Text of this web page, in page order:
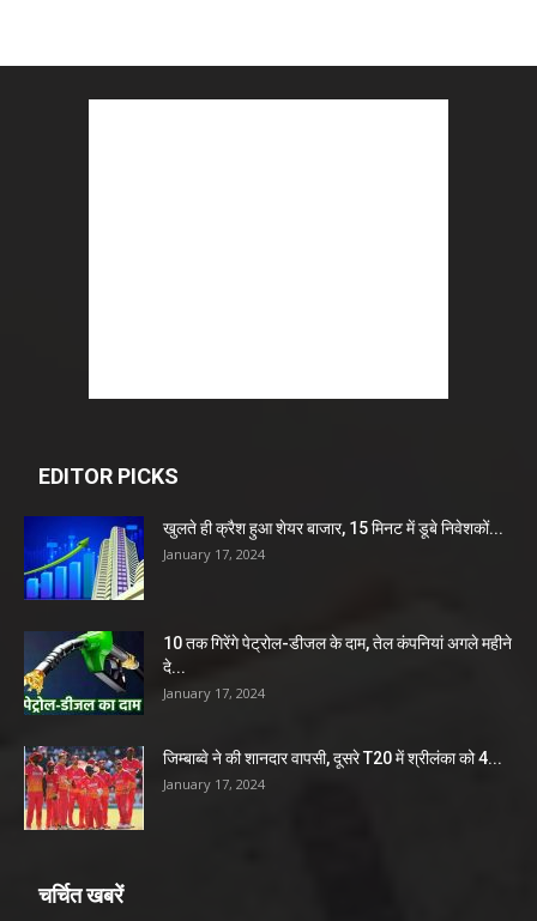
EDITOR PICKS
खुलते ही क्रैश हुआ शेयर बाजार, 15 मिनट में डूबे निवेशकों...
January 17, 2024
10 तक गिरेंगे पेट्रोल-डीजल के दाम, तेल कंपनियां अगले महीने
दे...
January 17, 2024
जिम्बाब्वे ने की शानदार वापसी, दूसरे T20 में श्रीलंका को 4...
January 17, 2024
चर्चित खबरें